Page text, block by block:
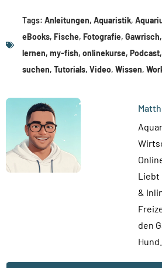
Tags: Anleitungen, Aquaristik,
eBooks, Fische, Fotografie, Gawrisch,
lernen, my-fish, onlinekurse, Podcast,
suchen, Tutorials, Video, Wissen,
Liebt
&
den
Hund.